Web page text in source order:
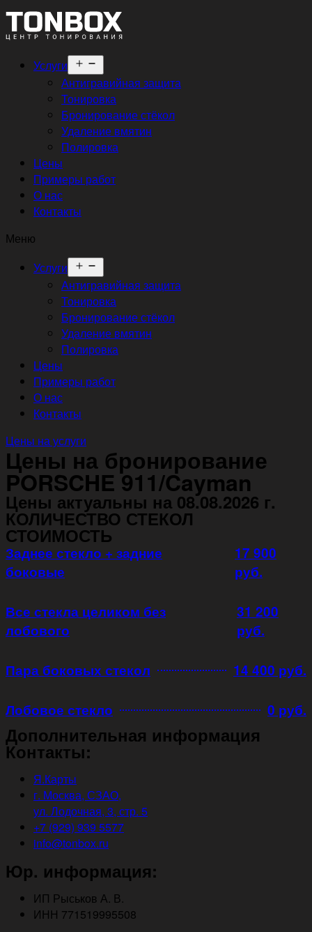
Услуги
меню
Антигравийная защита
Тонировка
Бронирование стёкол
Удаление вмятин
Полировка
Цены
Примеры работ
О нас
Контакты
Меню
Услуги
меню
Антигравийная защита
Тонировка
Бронирование стёкол
Удаление вмятин
Полировка
Цены
Примеры работ
О нас
Контакты
Цены на услуги
Цены на бронирование
PORSCHE 911/Cayman
Цены актуальны на 08.08.2026 г.
КОЛИЧЕСТВО СТЕКОЛ
СТОИМОСТЬ
Заднее стекло + задние
боковые
17 900
руб.
Все стекла целиком без
лобового
31 200
руб.
Пара боковых стекол 14 400 руб.
Лобовое стекло 0 руб.
Дополнительная информация
Контакты:
Я.Карты
г. Москва, СЗАО,
ул. Лодочная, 3, стр. 5
+7 (929) 939 5577
info@tonbox.ru
Юр. информация:
ИП Рыськов А. В.
ИНН 771519995508